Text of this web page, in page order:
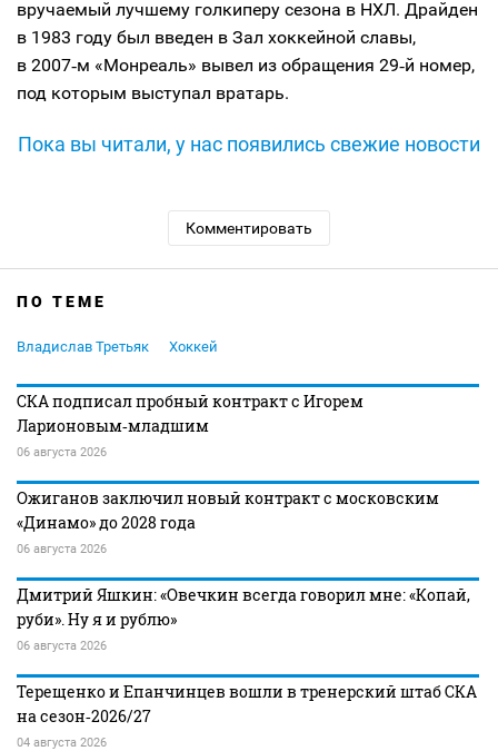
вручаемый лучшему голкиперу сезона в НХЛ. Драйден
в 1983 году был введен в Зал хоккейной славы,
в 2007‑м «Монреаль» вывел из обращения 29‑й номер,
под которым выступал вратарь.
Пока вы читали, у нас появились свежие новости
Комментировать
ПО ТЕМЕ
Владислав Третьяк Хоккей
СКА подписал пробный контракт с Игорем
Ларионовым‑младшим
06 августа 2026
Ожиганов заключил новый контракт с московским
«Динамо» до 2028 года
06 августа 2026
Дмитрий Яшкин: «Овечкин всегда говорил мне: «Копай,
руби». Ну я и рублю»
06 августа 2026
Терещенко и Епанчинцев вошли в тренерский штаб СКА
на сезон‑2026/27
04 августа 2026